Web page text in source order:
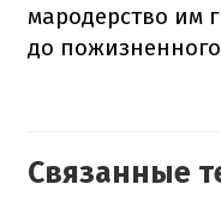
мародерство им
до
Связанные